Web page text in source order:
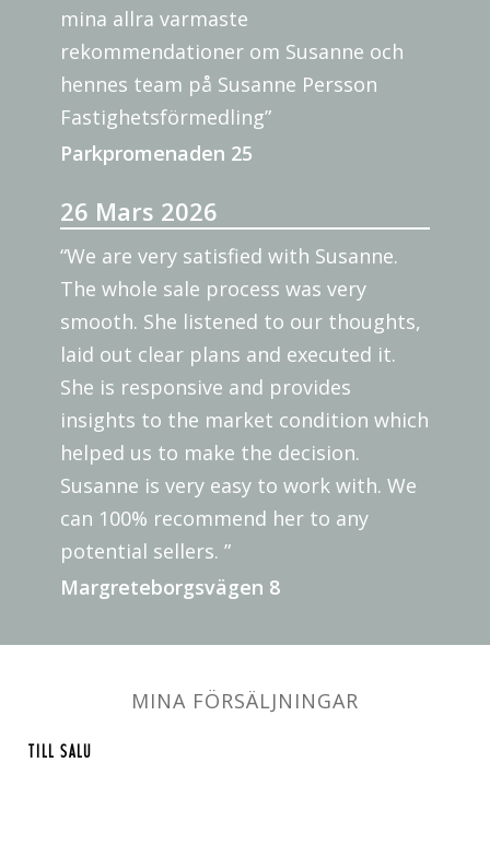
mina allra varmaste
rekommendationer om Susanne och
hennes team på Susanne Persson
Fastighetsförmedling”
Parkpromenaden 25
26 Mars 2026
“We are very satisfied with Susanne.
The whole sale process was very
smooth. She listened to our thoughts,
laid out clear plans and executed it.
She is responsive and provides
insights to the market condition which
helped us to make the decision.
Susanne is very easy to work with. We
can 100% recommend her to any
potential sellers. ”
Margreteborgsvägen 8
MINA FÖRSÄLJNINGAR
TILL SALU